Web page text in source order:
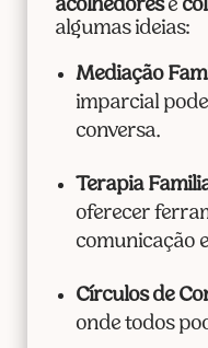
acolhedorese
algumas ideias:
Mediação
imparcial
conversa.
Terapia
oferecer
comunicação
Círculos de
onde todos